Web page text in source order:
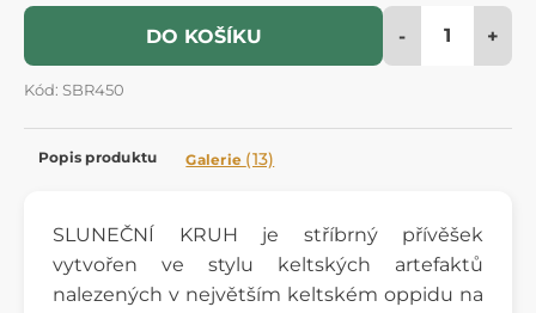
DO KOŠÍKU - +
Kód: SBR450
Popis produktu Galerie (13)
SLUNEČNÍ KRUH je stříbrný přívěšek
vytvořen ve stylu keltských artefaktů
nalezených v největším keltském oppidu na